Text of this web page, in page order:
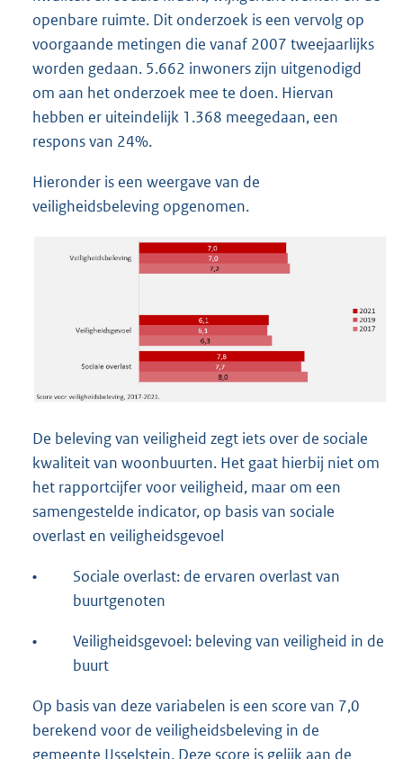
e
l
i
n
k
openbare ruimte. Dit onderzoek is een vervolg op
voorgaande metingen die vanaf 2007 tweejaarlijks
worden gedaan. 5.662 inwoners zijn uitgenodigd
om aan het onderzoek mee te doen. Hiervan
hebben er uiteindelijk 1.368 meegedaan, een
respons van 24%.
Hieronder is een weergave van de
veiligheidsbeleving opgenomen.
De beleving van veiligheid zegt iets over de sociale
kwaliteit van woonbuurten. Het gaat hierbij niet om
het rapportcijfer voor veiligheid, maar om een
samengestelde indicator, op basis van sociale
overlast en veiligheidsgevoel
•
Sociale overlast: de ervaren overlast van
buurtgenoten
•
Veiligheidsgevoel: beleving van veiligheid in de
buurt
Op basis van deze variabelen is een score van 7,0
berekend voor de veiligheidsbeleving in de
gemeente IJsselstein. Deze score is gelijk aan de